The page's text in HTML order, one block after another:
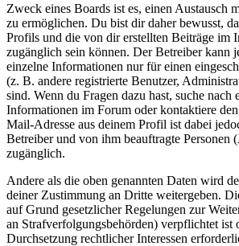
Zweck eines Boards ist es, einen Austausch
zu ermöglichen. Du bist dir daher bewusst,
Profils und die von dir erstellten Beiträge im
zugänglich sein können. Der Betreiber kann
einzelne Informationen nur für einen
(z. B. andere registrierte Benutzer,
sind. Wenn du Fragen dazu hast, suche nach
Informationen im Forum oder kontaktiere
Mail-Adresse aus deinem Profil ist dabei
Betreiber und von ihm beauftragte Personen
zugänglich.
Andere als die oben genannten Daten wird
deiner Zustimmung an Dritte weitergeben.
auf Grund gesetzlicher Regelungen zur
an Strafverfolgungsbehörden) verpflichtet ist
Durchsetzung rechtlicher Interessen